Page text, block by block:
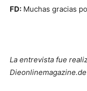
FD: Muchas gracias
La entrevista fue
Dieonlinemagazine.de